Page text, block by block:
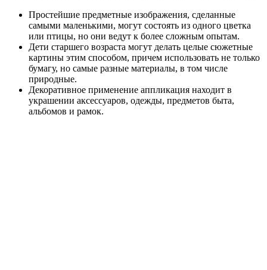
Простейшие предметные изображения, сделанные
самыми маленькими, могут состоять из одного цветка
или птицы, но они ведут к более сложным опытам.
Дети старшего возраста могут делать целые сюжетные
картины этим способом, причем использовать не только
бумагу, но самые разные материалы, в том числе
природные.
Декоративное применение аппликация находит в
украшении аксессуаров, одежды, предметов быта,
альбомов и рамок.